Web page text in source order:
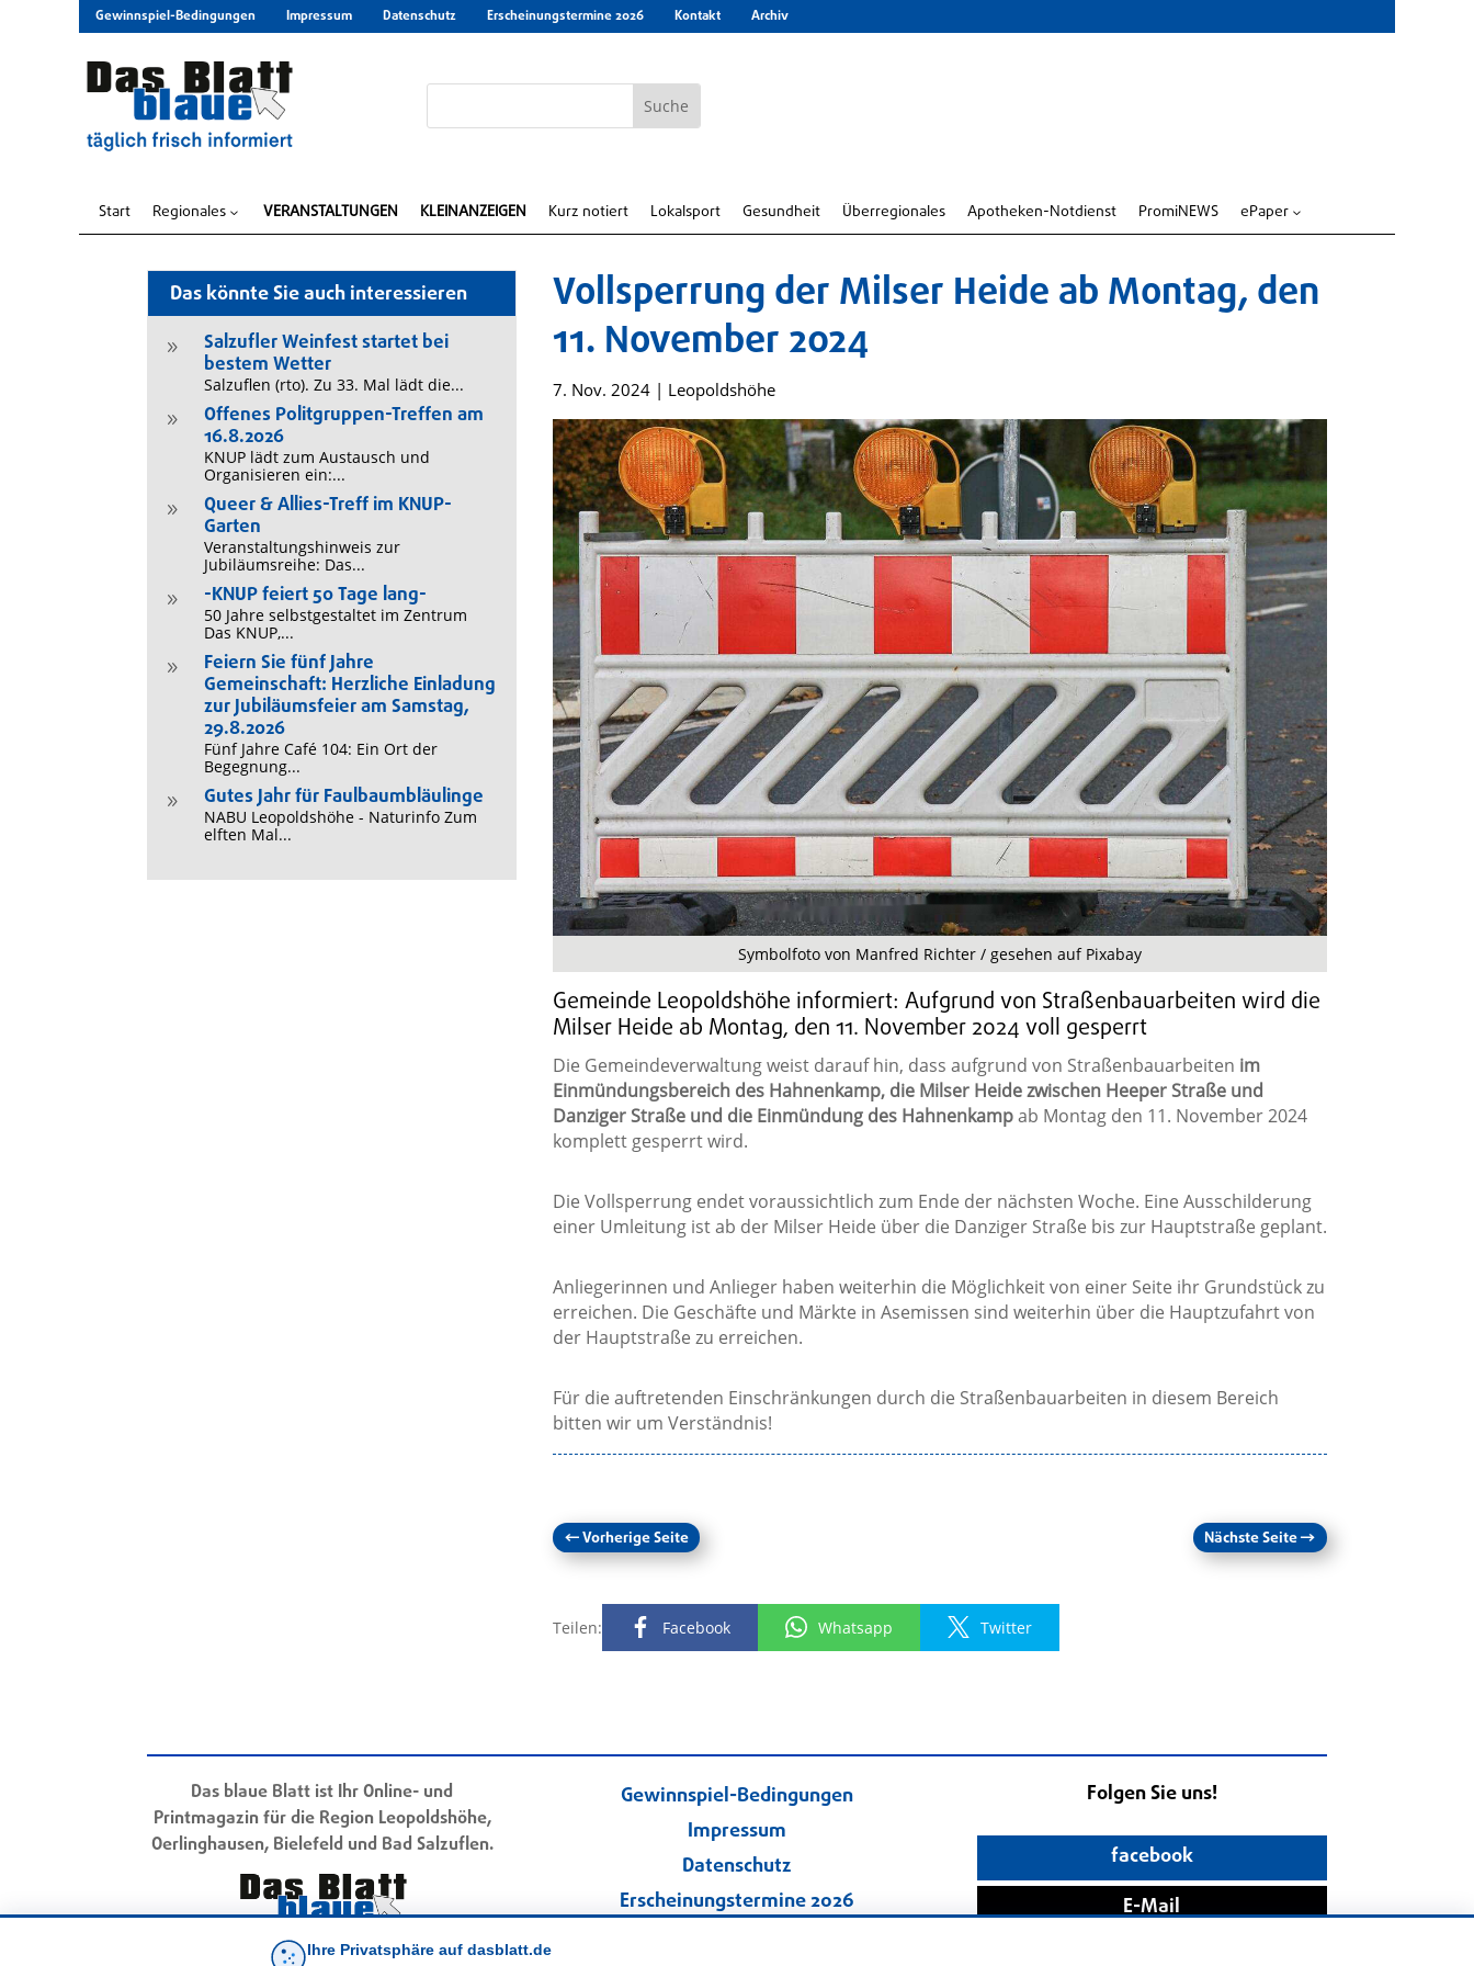
Gewinnspiel-Bedingungen Impressum Datenschutz Erscheinungstermine 2026 Kontakt Archiv
Start Regionales 3 VERANSTALTUNGEN KLEINANZEIGEN Kurz notiert Lokalsport Gesundheit Überregionales Apotheken-Notdienst PromiNEWS ePaper 3
Das könnte Sie auch interessieren
9
Salzufler Weinfest startet bei
bestem Wetter
Salzuflen (rto). Zu 33. Mal lädt die...
9
Offenes Politgruppen-Treffen am
16.8.2026
KNUP lädt zum Austausch und
Organisieren ein:...
9
Queer & Allies-Treff im KNUP-
Garten
Veranstaltungshinweis zur
Jubiläumsreihe: Das...
9 -KNUP feiert 50 Tage lang-
50 Jahre selbstgestaltet im Zentrum
Das KNUP,...
9
Feiern Sie fünf Jahre
Gemeinschaft: Herzliche Einladung
zur Jubiläumsfeier am Samstag,
29.8.2026
Fünf Jahre Café 104: Ein Ort der
Begegnung...
9 Gutes Jahr für Faulbaumbläulinge
NABU Leopoldshöhe - Naturinfo Zum
elften Mal...
Vollsperrung der Milser Heide ab Montag, den
11. November 2024
7. Nov. 2024| Leopoldshöhe
Symbolfoto von Manfred Richter / gesehen auf Pixabay
Gemeinde Leopoldshöhe informiert: Aufgrund von Straßenbauarbeiten wird die
Milser Heide ab Montag, den 11. November 2024 voll gesperrt
Die Gemeindeverwaltung weist darauf hin, dass aufgrund von Straßenbauarbeiten im
Einmündungsbereich des Hahnenkamp, die Milser Heide zwischen Heeper Straße und
Danziger Straße und die Einmündung des Hahnenkampab Montag den 11. November 2024
komplett gesperrt wird.
Die Vollsperrung endet voraussichtlich zum Ende der nächsten Woche. Eine Ausschilderung
einer Umleitung ist ab der Milser Heide über die Danziger Straße bis zur Hauptstraße geplant.
Anliegerinnen und Anlieger haben weiterhin die Möglichkeit von einer Seite ihr Grundstück zu
erreichen. Die Geschäfte und Märkte in Asemissen sind weiterhin über die Hauptzufahrt von
der Hauptstraße zu erreichen.
Für die auftretenden Einschränkungen durch die Straßenbauarbeiten in diesem Bereich
bitten wir um Verständnis!
←Vorherige Seite Nächste Seite→
Teilen: Facebook Whatsapp Twitter
Das blaue Blatt ist Ihr Online- und
Printmagazin für die Region Leopoldshöhe,
Oerlinghausen, Bielefeld und Bad Salzuflen.
Gewinnspiel-Bedingungen
Impressum
Datenschutz
Erscheinungstermine 2026
Folgen Sie uns!
facebook
E-Mail
Ihre Privatsphäre auf dasblatt.de